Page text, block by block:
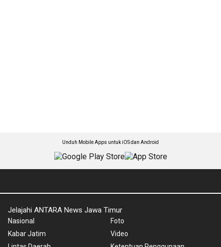
Unduh Mobile Apps untuk iOS dan Android
Jelajahi ANTARA News Jawa Timur
Nasional
Kabar Jatim
Foto
Video